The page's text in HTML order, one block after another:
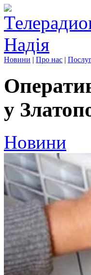
Новини | Про нас |
у
Новини